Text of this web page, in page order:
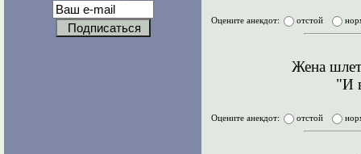
Оцените анекдот: отстой
Жена
"И
Оцените анекдот: отстой